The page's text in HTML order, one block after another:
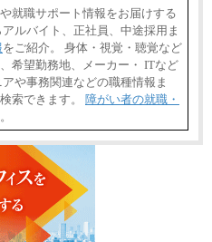
や就職サポート情報をお届けする
ルバイト、正社員、中途採用ま
をご紹介。 身体・視覚・聴覚など
希望勤務地、メーカー・ ITなど
や事務関連などの職種情報ま
索できます。 障がい者の就職・